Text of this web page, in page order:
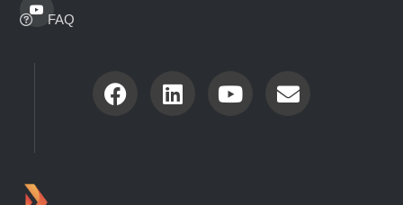
Nextlevel
FAQ